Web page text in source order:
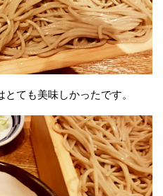
ても美味しかったです。